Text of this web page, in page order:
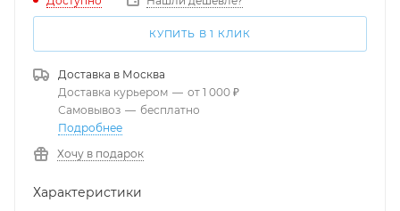
КУПИТЬ В 1 КЛИК
Доставка в Москва
Доставка курьером — от 1 000 ₽
Самовывоз — бесплатно
Подробнее
Хочу в подарок
Характеристики